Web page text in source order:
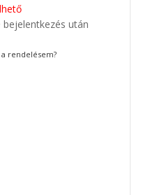
után
rendelésem?